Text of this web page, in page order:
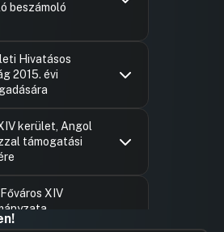
beszámoló
Hivatásos
2015. évi
kerület, Angol
támogatási
XIV
a Zuglói